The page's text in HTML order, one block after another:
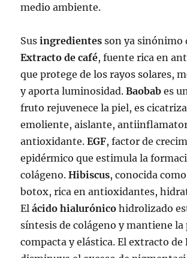
medio ambiente.
Susingredientes son ya sinónimo
Extracto de café, fuente rica en
que protege de los rayos solares,
y aporta luminosidad.Baobab es
fruto rejuvenece la piel, es
emoliente, aislante,
antioxidante.EGF, factor de
epidérmico que estimula la
colágeno.Hibiscus, conocida
botox, rica en antioxidantes,
Elácido hialurónico hidrolizado
síntesis de colágeno y mantiene la
compacta y elástica. El extracto de